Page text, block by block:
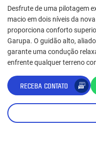
Desfrute de uma pilotagem
macio em dois níveis da nova
proporciona conforto
Garupa. O guidão alto,
garante uma condução
enfrente qualquer terreno
RECEBA CONTATO